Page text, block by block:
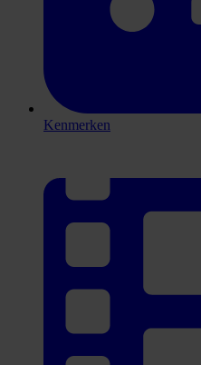
Kenmerken